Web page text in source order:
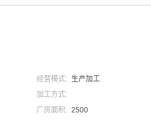
经营模式:
生产加工
加工方式:
厂房面积: 2500